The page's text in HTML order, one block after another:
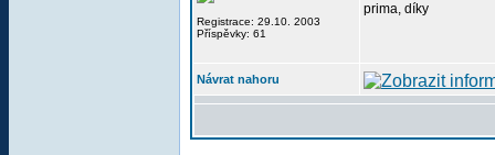
Registrace: 29.10. 2003
Příspěvky: 61
prima, díky
Návrat nahoru